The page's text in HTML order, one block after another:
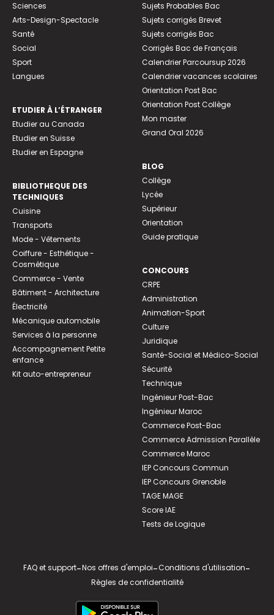
Sciences
Arts-Design-Spectacle
Santé
Social
Sport
Langues
ETUDIER À L’ÉTRANGER
Etudier au Canada
Etudier en Suisse
Etudier en Espagne
BIBLIOTHEQUE DES
TECHNIQUES
Cuisine
Transports
Mode - Vêtements
Coiffure - Esthétique -
Cosmétique
Commerce - Vente
Bâtiment - Architecture
Électricité
Mécanique automobile
Services à la personne
Accompagnement Petite
enfance
Kit auto-entrepreneur
Sujets Probables Bac
Sujets corrigés Brevet
Sujets corrigés Bac
Corrigés Bac de Français
Calendrier Parcoursup 2026
Calendrier vacances scolaires
Orientation Post Bac
Orientation Post Collège
Mon master
Grand Oral 2026
BLOG
Collège
Lycée
Supérieur
Orientation
Guide pratique
CONCOURS
CRPE
Administration
Animation-Sport
Culture
Juridique
Santé-Social et Médico-Social
Sécurité
Technique
Ingénieur Post-Bac
Ingénieur Maroc
Commerce Post-Bac
Commerce Admission Parallèle
Commerce Maroc
IEP Concours Commun
IEP Concours Grenoble
TAGE MAGE
Score IAE
Tests de Logique
FAQ et support-Nos offres d'emploi-Conditions d'utilisation-
Règles de confidentialité